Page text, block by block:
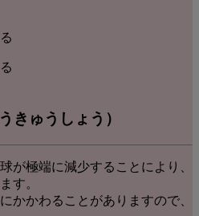
きゅうしょう）
が極端に減少することにより、
す。
かかわることがありますので、